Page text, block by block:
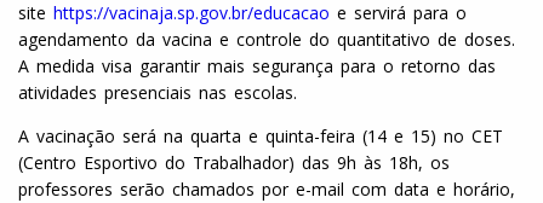
site https://vacinaja.sp.gov.br/educacao e servirá para o
agendamento da vacina e controle do quantitativo de doses.
A medida visa garantir mais segurança para o retorno das
atividades presenciais nas escolas.
A vacinação será na quarta e quinta-feira (14 e 15) no CET
(Centro Esportivo do Trabalhador) das 9h às 18h, os
professores serão chamados por e-mail com data e horário,